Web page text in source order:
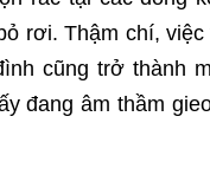
rơi. Thậm chí,
cũng trở thành
đang âm thầm